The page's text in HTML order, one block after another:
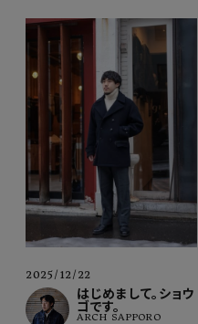
2025/12/22
はじめまして。ショウ
ゴです。
ARCH SAPPORO